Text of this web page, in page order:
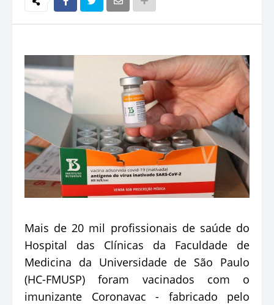
Mais de 20 mil profissionais de saúde do
Hospital das Clínicas da Faculdade de
Medicina da Universidade de São Paulo
(HC-FMUSP) foram vacinados com o
imunizante Coronavac - fabricado pelo